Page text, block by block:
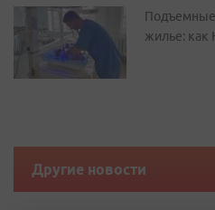
Подъемные
жилье: как
Другие новости